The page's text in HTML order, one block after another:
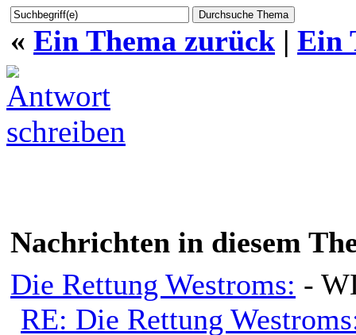
« Ein Thema zurück | Ein
Nachrichten in diesem
Die Rettung Westroms: -
RE: Die Rettung